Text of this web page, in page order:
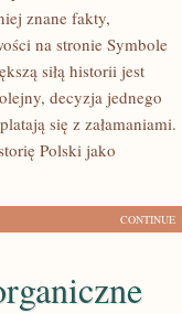
znane fakty,
na stronie Symbole
siłą historii jest
decyzja jednego
się z załamaniami.
Polski jako
CONTINUE